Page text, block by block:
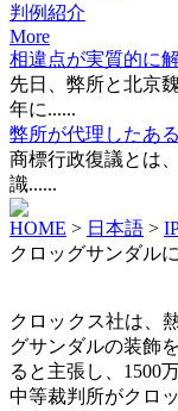
判例紹介
More
相違点が実質的に
先日、弊所と北京
年に......
弊所が代理したあ
商標行政復議とは
識......
HOME > 日本語 >
クロッグサンダル
クロックス社は、
グサンダルの装飾
ると主張し、1500
中等裁判所がクロ